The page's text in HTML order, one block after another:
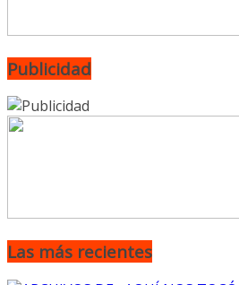
Publicidad
Las más recientes